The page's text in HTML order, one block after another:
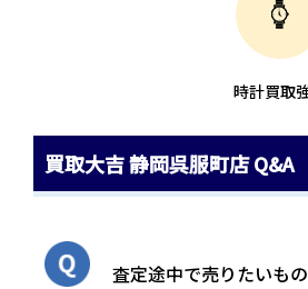
時計買取
買取大吉 静岡呉服町店 Q&A
査定途中で売りたいも